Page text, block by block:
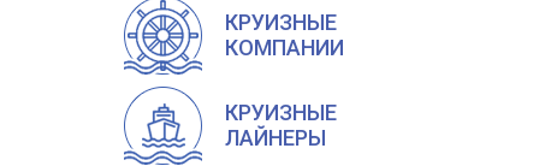
КРУИЗНЫЕ
КОМПАНИИ
КРУИЗНЫЕ
ЛАЙНЕРЫ